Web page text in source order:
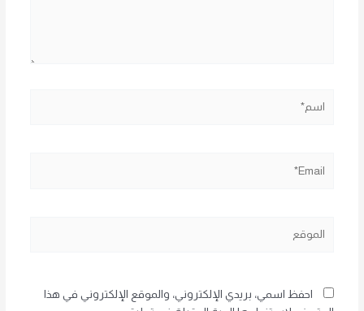
احفظ اسمي، بريدي الإلكتروني، والموقع الإلكتروني في هذا